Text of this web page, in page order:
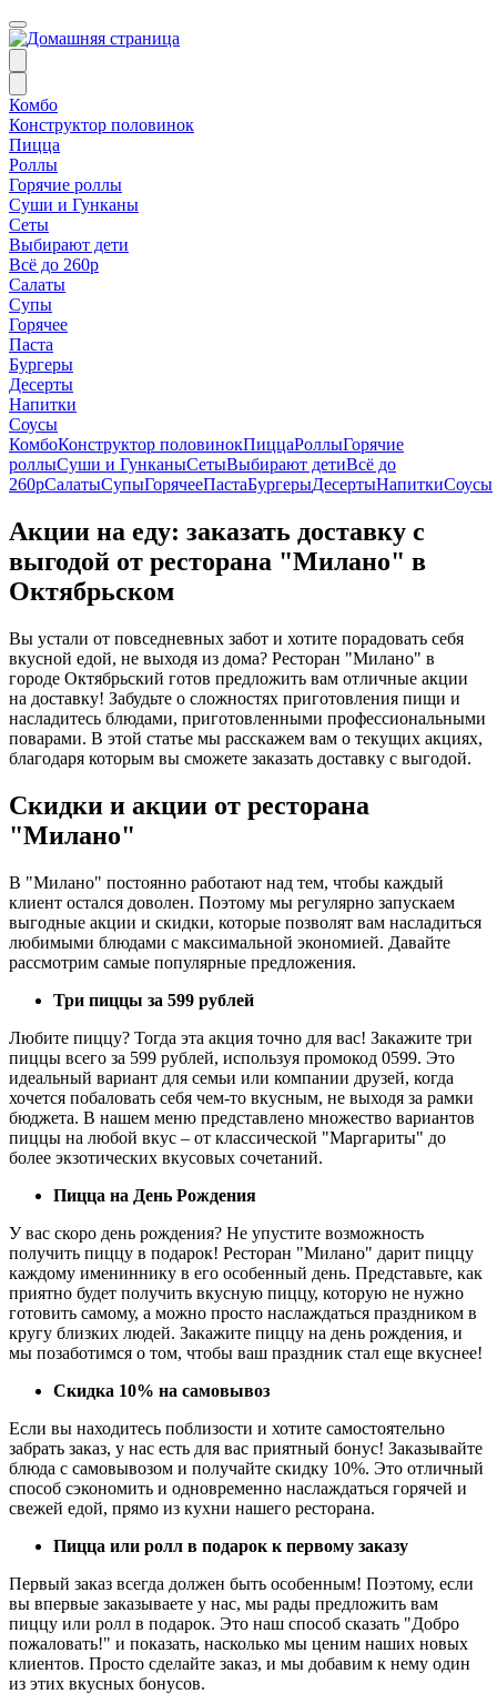
Комбо
Конструктор половинок
Пицца
Роллы
Горячие роллы
Суши и Гунканы
Сеты
Выбирают дети
Всё до 260р
Салаты
Супы
Горячее
Паста
Бургеры
Десерты
Напитки
Соусы
КомбоКонструктор половинокПиццаРоллыГорячие
роллыСуши и ГунканыСетыВыбирают детиВсё до
260рСалатыСупыГорячееПастаБургерыДесертыНапиткиСоусы
Акции на еду: заказать доставку с
выгодой от ресторана "Милано" в
Октябрьском
Вы устали от повседневных забот и хотите порадовать себя
вкусной едой, не выходя из дома? Ресторан "Милано" в
городе Октябрьский готов предложить вам отличные акции
на доставку! Забудьте о сложностях приготовления пищи и
насладитесь блюдами, приготовленными профессиональными
поварами. В этой статье мы расскажем вам о текущих акциях,
благодаря которым вы сможете заказать доставку с выгодой.
Скидки и акции от ресторана
"Милано"
В "Милано" постоянно работают над тем, чтобы каждый
клиент остался доволен. Поэтому мы регулярно запускаем
выгодные акции и скидки, которые позволят вам насладиться
любимыми блюдами с максимальной экономией. Давайте
рассмотрим самые популярные предложения.
Три пиццы за 599 рублей
Любите пиццу? Тогда эта акция точно для вас! Закажите три
пиццы всего за 599 рублей, используя промокод 0599. Это
идеальный вариант для семьи или компании друзей, когда
хочется побаловать себя чем-то вкусным, не выходя за рамки
бюджета. В нашем меню представлено множество вариантов
пиццы на любой вкус – от классической "Маргариты" до
более экзотических вкусовых сочетаний.
Пицца на День Рождения
У вас скоро день рождения? Не упустите возможность
получить пиццу в подарок! Ресторан "Милано" дарит пиццу
каждому имениннику в его особенный день. Представьте, как
приятно будет получить вкусную пиццу, которую не нужно
готовить самому, а можно просто наслаждаться праздником в
кругу близких людей. Закажите пиццу на день рождения, и
мы позаботимся о том, чтобы ваш праздник стал еще вкуснее!
Скидка 10% на самовывоз
Если вы находитесь поблизости и хотите самостоятельно
забрать заказ, у нас есть для вас приятный бонус! Заказывайте
блюда с самовывозом и получайте скидку 10%. Это отличный
способ сэкономить и одновременно наслаждаться горячей и
свежей едой, прямо из кухни нашего ресторана.
Пицца или ролл в подарок к первому заказу
Первый заказ всегда должен быть особенным! Поэтому, если
вы впервые заказываете у нас, мы рады предложить вам
пиццу или ролл в подарок. Это наш способ сказать "Добро
пожаловать!" и показать, насколько мы ценим наших новых
клиентов. Просто сделайте заказ, и мы добавим к нему один
из этих вкусных бонусов.